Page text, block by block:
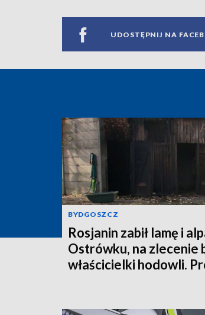
UDOSTĘPNIJ NA
BYDGOSZCZ
Rosjanin zabił lamę i
Ostrówku, na zlecenie
właścicielki hodowli.